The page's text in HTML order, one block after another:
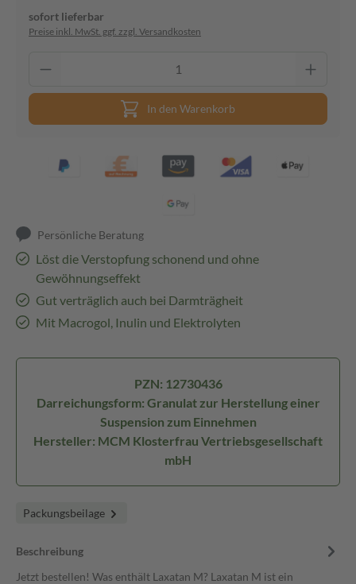
sofort lieferbar
Preise inkl. MwSt. ggf. zzgl. Versandkosten
In den Warenkorb
Persönliche Beratung
Löst die Verstopfung schonend und ohne
Gewöhnungseffekt
Gut verträglich auch bei Darmträgheit
Mit Macrogol, Inulin und Elektrolyten
PZN: 12730436
Darreichungsform: Granulat zur Herstellung einer
Suspension zum Einnehmen
Hersteller: MCM Klosterfrau Vertriebsgesellschaft
mbH
Packungsbeilage
Beschreibung
Jetzt bestellen! Was enthält Laxatan M? Laxatan M ist ein